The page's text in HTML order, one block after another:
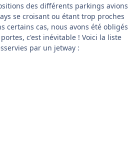
des différents parkings avions
se croisant ou étant trop proches
certains cas, nous avons été obligés
c'est inévitable ! Voici la liste
par un jetway :